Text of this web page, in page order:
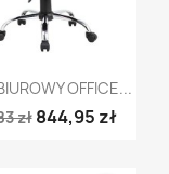
podgląd
OFFICE...
zł 844,95 zł